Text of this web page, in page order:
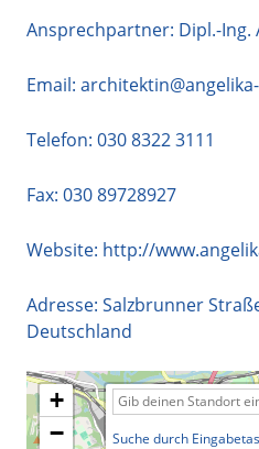
Ansprechpartner: Dipl.-Ing.
Email:
Telefon: 030 8322 3111
Fax: 030 89728927
Website: http://
Adresse: Salzbrunner
Deutschland
+
−
Suche durch